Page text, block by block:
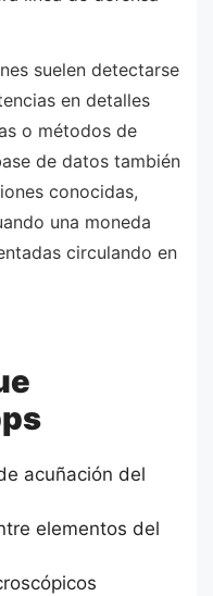
suelen detectarse
en detalles
o métodos de
de datos también
conocidas,
una moneda
circulando en
acuñación del
elementos del